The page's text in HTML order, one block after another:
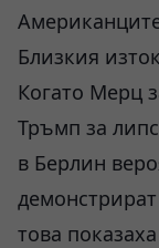
Близкия
Когато Мерц
Тръмп за
в Берлин
това